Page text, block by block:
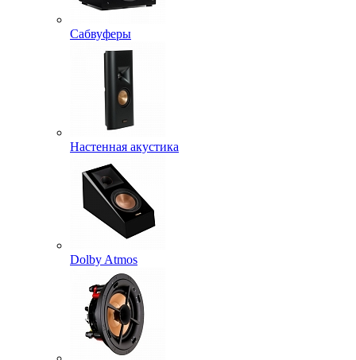
Сабвуферы
Настенная акустика
Dolby Atmos